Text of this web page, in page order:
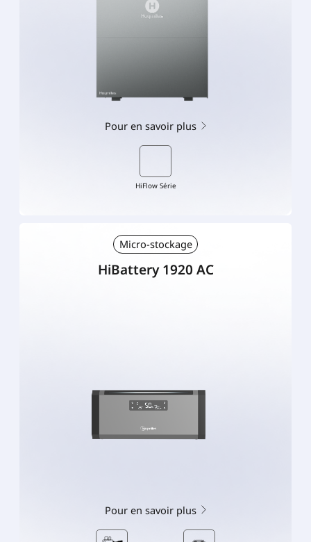
Pour en savoir plus
HiFlow Série
Micro-stockage
HiBattery 1920 AC
Pour en savoir plus